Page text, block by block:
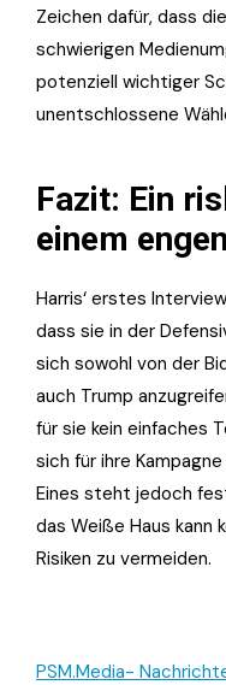
Zeichen dafür, dass die
schwierigen
potenziell wichtiger
unentschlossene
Fazit: Ein
einem
Harris‘ erstes
dass sie in der
sich sowohl von der
auch Trump
für sie kein einfaches
sich für ihre
Eines steht jedoch
das Weiße Haus kann
Risiken zu vermeiden.
PSM.Media-